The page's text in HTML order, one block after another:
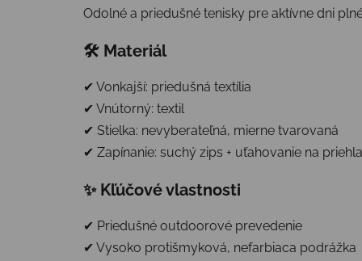
Odolné a priedušné tenisky pre aktívne dni
🛠 Materiál
✔ Vonkajší: priedušná textília
✔ Vnútorný: textil
✔ Stielka: nevyberateľná, mierne tvarovaná
✔ Zapínanie: suchý zips + uťahovanie na
✨ Kľúčové vlastnosti
✔ Priedušné outdoorové prevedenie
✔ Vysoko protišmyková, nefarbiaca podrážka